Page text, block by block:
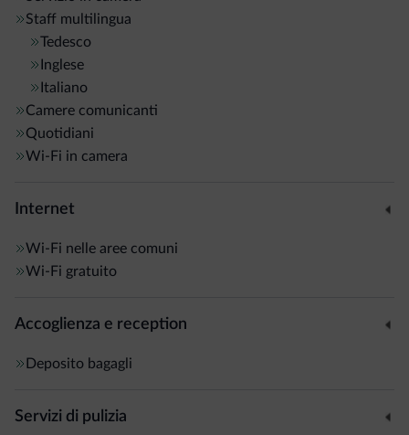
Staff multilingua
Tedesco
Inglese
Italiano
Camere comunicanti
Quotidiani
Wi-Fi in camera
Internet
Wi-Fi nelle aree comuni
Wi-Fi gratuito
Accoglienza e reception
Deposito bagagli
Servizi di pulizia